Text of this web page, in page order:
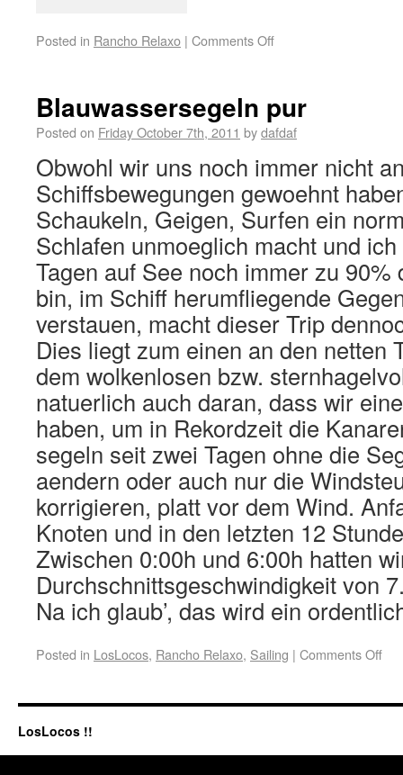
Posted in Rancho Relaxo | Comments Off
Blauwassersegeln pur
Posted on Friday October 7th, 2011 bydafdaf
Obwohl wir uns noch immer nicht
Schiffsbewegungen gewoehnt
Schaukeln, Geigen, Surfen ein
Schlafen unmoeglich macht und
Tagen auf See noch immer zu
bin, im Schiff herumfliegende
verstauen, macht dieser Trip
Dies liegt zum einen an den netten
dem wolkenlosen bzw.
natuerlich auch daran, dass wir
haben, um in Rekordzeit die
segeln seit zwei Tagen ohne die
aendern oder auch nur die
korrigieren, platt vor dem Wind.
Knoten und in den letzten 12
Zwischen 0:00h und 6:00h hatten
Durchschnittsgeschwindigkeit von
Na ich glaub’, das wird ein
Posted in LosLocos, Rancho Relaxo, Sailing | Comments Off
LosLocos !!